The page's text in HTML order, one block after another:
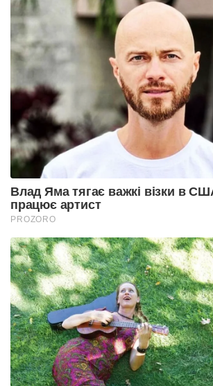
Влад Яма тягає важкі візки в
працює артист
PROZORO